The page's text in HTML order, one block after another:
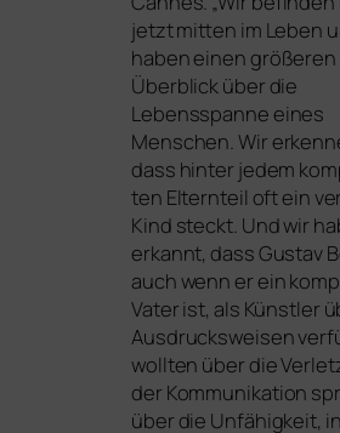
jetzt mit­ten im Leben
haben einen grö­ße­ren
Überblick über die
Lebensspanne eines
Menschen. Wir
dass hin­ter jedem
ten Elternteil oft ein
Kind steckt. Und wir
erkannt, dass Gustav
auch wenn er ein
Vater ist, als Künstler
Ausdrucksweisen
woll­ten über die
der Kommunikation
über die Unfähigkeit,